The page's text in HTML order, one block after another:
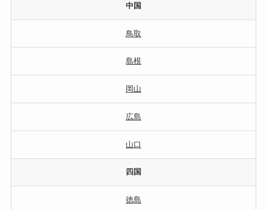
中国
鳥取
島根
岡山
広島
山口
四国
徳島